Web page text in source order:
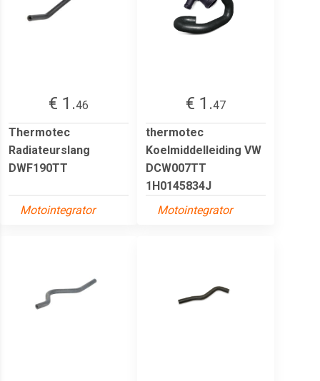
€ 1.46
Thermotec
Radiateurslang
DWF190TT
Motointegrator
€ 1.47
thermotec
Koelmiddelleiding VW
DCW007TT
1H0145834J
Motointegrator